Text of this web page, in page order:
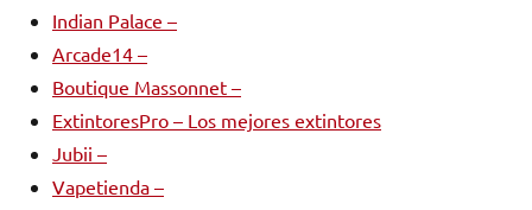
Indian Palace –
Arcade14 –
Boutique Massonnet –
ExtintoresPro – Los mejores extintores
Jubii –
Vapetienda –